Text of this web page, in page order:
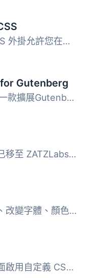
WP Add Custom CSS 外掛允許您在整個網站及個別文章、頁面和...
Gutenberg
JetStyleManager是一款擴展Gutenberg功能的外掛程式。將此外...
重要提示：支援服務已移至 ZATZLabs 網站，不再於 WordPress....
想要透過隱藏、移動、改變字體、顏色、大小等方法調整 WordPr...
這款外掛將在管理頁面啟用自定義 CSS 管理器，讓您可以添加自...